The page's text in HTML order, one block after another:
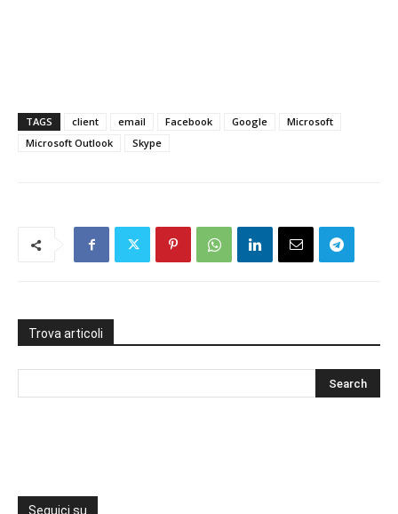
TAGS client email Facebook Google
Microsoft
Microsoft Outlook
Skype
Trova articoli
Seguici su